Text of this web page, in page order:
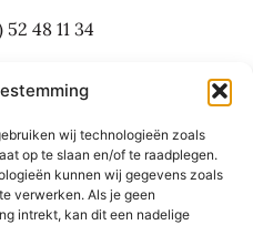
wij technologieën zoals
op te slaan en/of te raadplegen.
kunnen wij gegevens zoals
verwerken. Als je geen
intrekt, kan dit een nadelige
52 48 11 34
30
Aalst